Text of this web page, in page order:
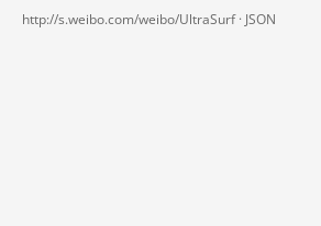
http://s.weibo.com/weibo/UltraSurf · JSON